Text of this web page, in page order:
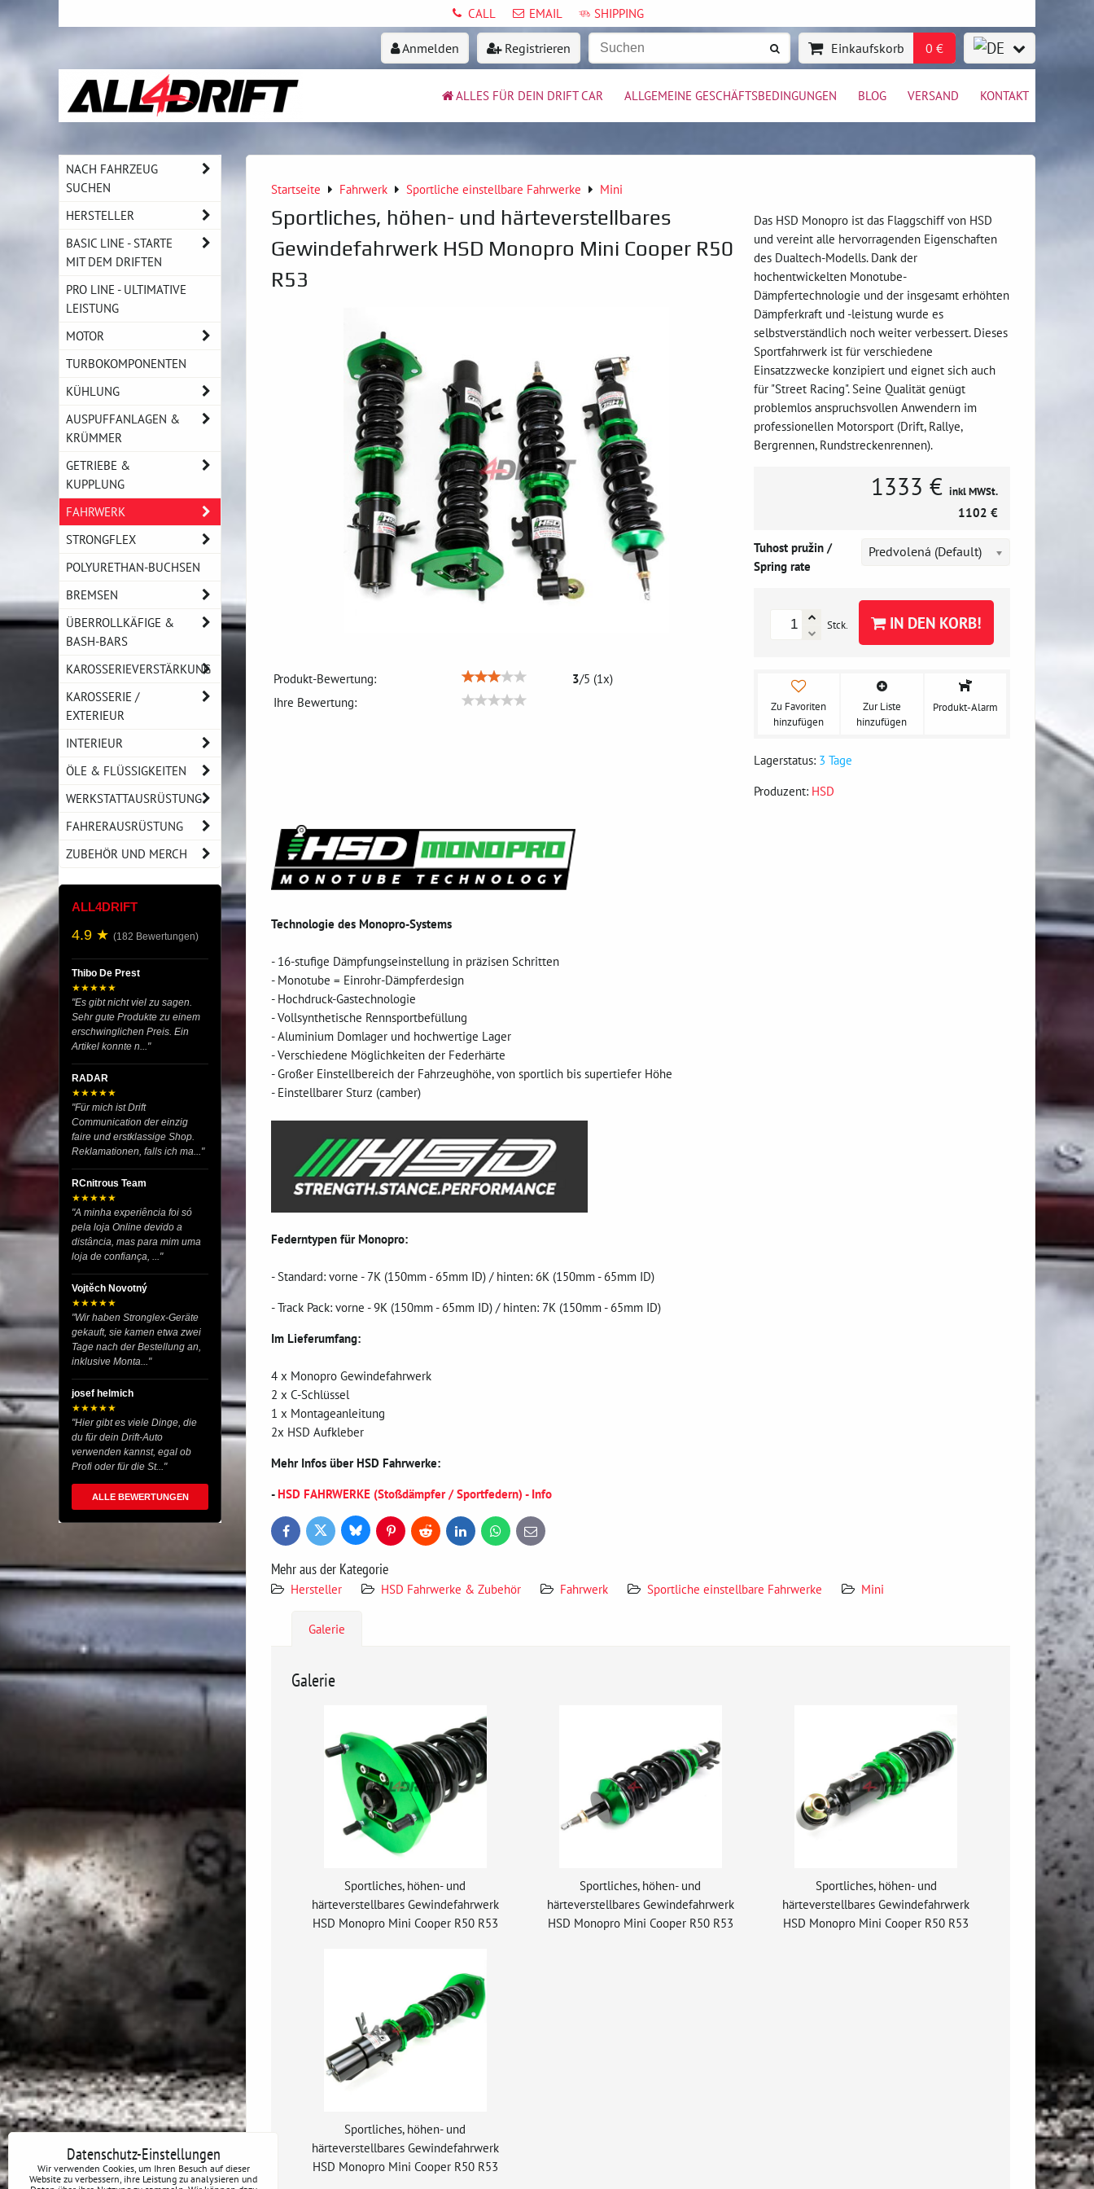
CALL EMAIL SHIPPING
Anmelden Registrieren Einkaufskorb 0 €
ALLES FÜR DEIN DRIFT CAR ALLGEMEINE GESCHÄFTSBEDINGUNGEN BLOG VERSAND KONTAKT
Startseite Fahrwerk Sportliche einstellbare Fahrwerke Mini
Sportliches, höhen- und härteverstellbares
Gewindefahrwerk HSD Monopro Mini Cooper R50
R53
Produkt-Bewertung: 3/5 (1x)
Ihre Bewertung:
Das HSD Monopro ist das Flaggschiff von HSD
und vereint alle hervorragenden Eigenschaften
des Dualtech-Modells. Dank der
hochentwickelten Monotube-
Dämpfertechnologie und der insgesamt erhöhten
Dämpferkraft und -leistung wurde es
selbstverständlich noch weiter verbessert. Dieses
Sportfahrwerk ist für verschiedene
Einsatzzwecke konzipiert und eignet sich auch
für "Street Racing". Seine Qualität genügt
problemlos anspruchsvollen Anwendern im
professionellen Motorsport (Drift, Rallye,
Bergrennen, Rundstreckenrennen).
1333 € inkl MWSt.
1102 €
Tuhost pružin /
Spring rate
Predvolená (Default)
Stck. IN DEN KORB!
Zu Favoriten
hinzufügen
Zur Liste
hinzufügen
Produkt-Alarm
Lagerstatus: 3 Tage
Produzent: HSD
Technologie des Monopro-Systems
- 16-stufige Dämpfungseinstellung in präzisen Schritten
- Monotube = Einrohr-Dämpferdesign
- Hochdruck-Gastechnologie
- Vollsynthetische Rennsportbefüllung
- Aluminium Domlager und hochwertige Lager
- Verschiedene Möglichkeiten der Federhärte
- Großer Einstellbereich der Fahrzeughöhe, von sportlich bis supertiefer Höhe
- Einstellbarer Sturz (camber)
Federntypen für Monopro:
- Standard: vorne - 7K (150mm - 65mm ID) / hinten: 6K (150mm - 65mm ID)
- Track Pack: vorne - 9K (150mm - 65mm ID) / hinten: 7K (150mm - 65mm ID)
Im Lieferumfang:
4 x Monopro Gewindefahrwerk
2 x C-Schlüssel
1 x Montageanleitung
2x HSD Aufkleber
Mehr Infos über HSD Fahrwerke:
- HSD FAHRWERKE (Stoßdämpfer / Sportfedern) - Info
FacebookTwitter BlueskyPinterestReddit LinkedInWhatsApp
E-
mail
Mehr aus der Kategorie
Hersteller HSD Fahrwerke & Zubehör Fahrwerk Sportliche einstellbare Fahrwerke Mini
Galerie
Galerie
Sportliches, höhen- und
härteverstellbares Gewindefahrwerk
HSD Monopro Mini Cooper R50 R53
Sportliches, höhen- und
härteverstellbares Gewindefahrwerk
HSD Monopro Mini Cooper R50 R53
Sportliches, höhen- und
härteverstellbares Gewindefahrwerk
HSD Monopro Mini Cooper R50 R53
Sportliches, höhen- und
härteverstellbares Gewindefahrwerk
HSD Monopro Mini Cooper R50 R53
NACH FAHRZEUG
SUCHEN
HERSTELLER
BASIC LINE - STARTE
MIT DEM DRIFTEN
PRO LINE - ULTIMATIVE
LEISTUNG
MOTOR
TURBOKOMPONENTEN
KÜHLUNG
AUSPUFFANLAGEN &
KRÜMMER
GETRIEBE &
KUPPLUNG
FAHRWERK
STRONGFLEX
POLYURETHAN-BUCHSEN
BREMSEN
ÜBERROLLKÄFIGE &
BASH-BARS
KAROSSERIEVERSTÄRKUNG
KAROSSERIE /
EXTERIEUR
INTERIEUR
ÖLE & FLÜSSIGKEITEN
WERKSTATTAUSRÜSTUNG
FAHRERAUSRÜSTUNG
ZUBEHÖR UND MERCH
ALL4DRIFT
4.9 ★ (182 Bewertungen)
Thibo De Prest
★★★★★
"Es gibt nicht viel zu sagen.
Sehr gute Produkte zu einem
erschwinglichen Preis. Ein
Artikel konnte n..."
RADAR
★★★★★
"Für mich ist Drift
Communication der einzig
faire und erstklassige Shop.
Reklamationen, falls ich ma..."
RCnitrous Team
★★★★★
"A minha experiência foi só
pela loja Online devido a
distância, mas para mim uma
loja de confiança, ..."
Vojtěch Novotný
★★★★★
"Wir haben Stronglex-Geräte
gekauft, sie kamen etwa zwei
Tage nach der Bestellung an,
inklusive Monta..."
josef helmich
★★★★★
"Hier gibt es viele Dinge, die
du für dein Drift-Auto
verwenden kannst, egal ob
Profi oder für die St..."
ALLE BEWERTUNGEN
Datenschutz-Einstellungen
Wir verwenden Cookies, um Ihren Besuch auf dieser
Website zu verbessern, ihre Leistung zu analysieren und